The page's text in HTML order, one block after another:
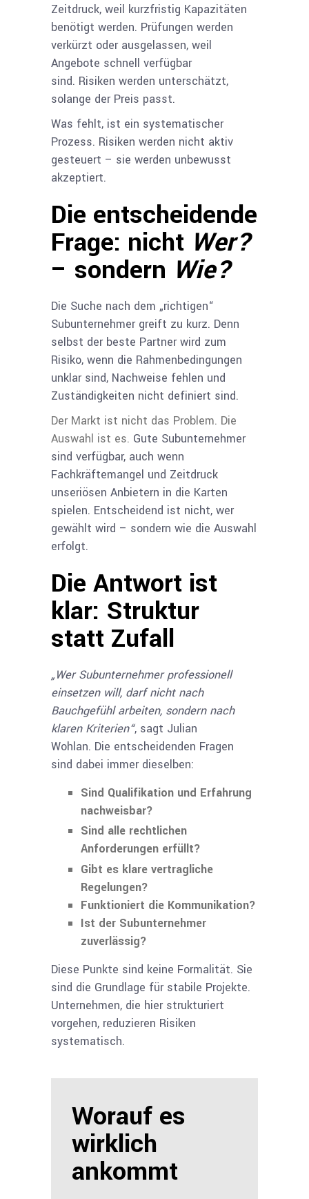
Zeitdruck, weil kurzfristig Kapazitäten
benötigt werden. Prüfungen werden
verkürzt oder ausgelassen, weil
Angebote schnell verfügbar
sind. Risiken werden unterschätzt,
solange der Preis passt.
Was fehlt, ist ein systematischer
Prozess. Risiken werden nicht aktiv
gesteuert – sie werden unbewusst
akzeptiert.
Die entscheidende
Frage: nicht Wer?
– sondern Wie?
Die Suche nach dem „richtigen“
Subunternehmer greift zu kurz. Denn
selbst der beste Partner wird zum
Risiko, wenn die Rahmenbedingungen
unklar sind, Nachweise fehlen und
Zuständigkeiten nicht definiert sind.
Der Markt ist nicht das Problem. Die
Auswahl ist es. Gute Subunternehmer
sind verfügbar, auch wenn
Fachkräftemangel und Zeitdruck
unseriösen Anbietern in die Karten
spielen. Entscheidend ist nicht, wer
gewählt wird – sondern wie die Auswahl
erfolgt.
Die Antwort ist
klar: Struktur
statt Zufall
„Wer Subunternehmer professionell
einsetzen will, darf nicht nach
Bauchgefühl arbeiten, sondern nach
klaren Kriterien“, sagt Julian
Wohlan. Die entscheidenden Fragen
sind dabei immer dieselben:
Sind Qualifikation und Erfahrung
nachweisbar?
Sind alle rechtlichen
Anforderungen erfüllt?
Gibt es klare vertragliche
Regelungen?
Funktioniert die Kommunikation?
Ist der Subunternehmer
zuverlässig?
Diese Punkte sind keine Formalität. Sie
sind die Grundlage für stabile Projekte.
Unternehmen, die hier strukturiert
vorgehen, reduzieren Risiken
systematisch.
Worauf es
wirklich
ankommt